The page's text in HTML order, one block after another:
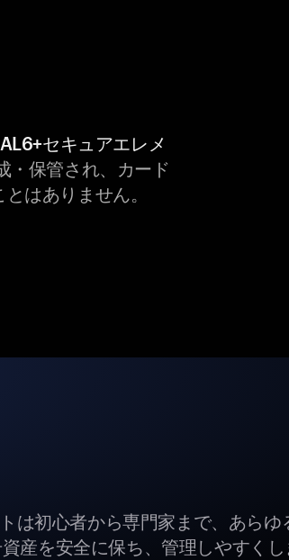
セキュアエレメ
・保管され、カード
はありません。
は初心者から専門家まで、あらゆ
産を安全に保ち、管理しやすく